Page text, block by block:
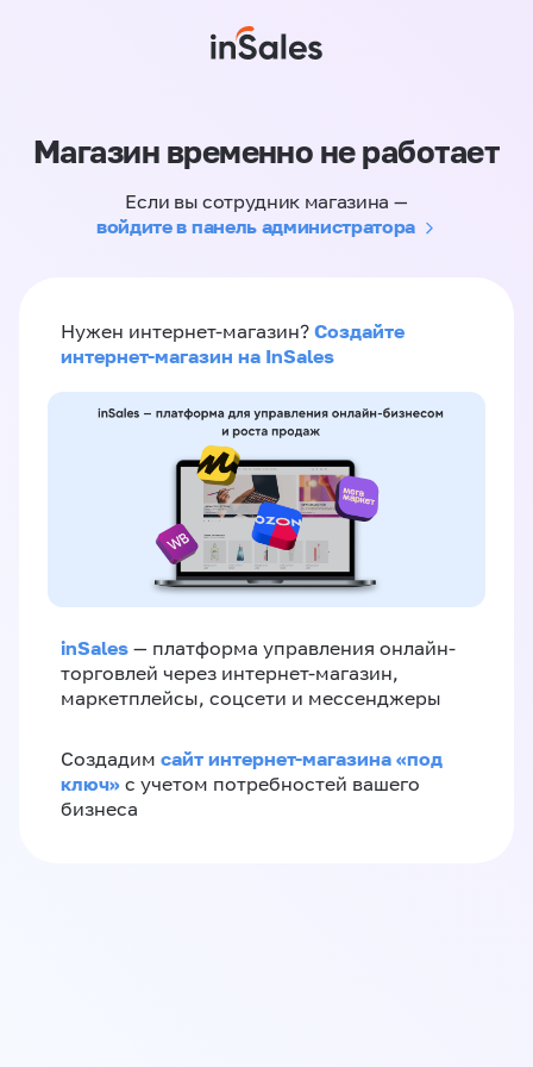
Магазин временно не работает
Если вы сотрудник магазина —
войдите в панель администратора
Нужен интернет-магазин? Создайте
интернет-магазин на InSales
inSales — платформа управления онлайн-
торговлей через интернет-магазин,
маркетплейсы, соцсети и мессенджеры
Создадим сайт интернет-магазина «под
ключ» с учетом потребностей вашего
бизнеса